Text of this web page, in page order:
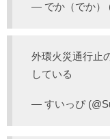
— でか（でか）
外環火災通行止
している
— すいっぴ